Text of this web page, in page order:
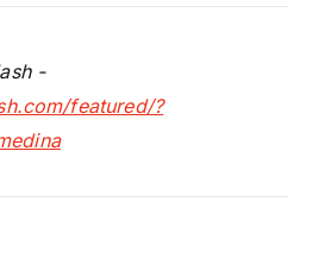
-
featured/?